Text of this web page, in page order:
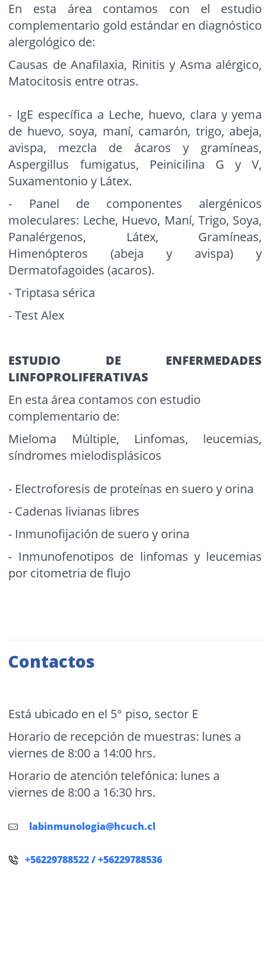
En esta área contamos con el estudio
complementario gold estándar en diagnóstico
alergológico de:
Causas de Anafilaxia, Rinitis y Asma alérgico,
Matocitosis entre otras.
- IgE específica a Leche, huevo, clara y yema
de huevo, soya, maní, camarón, trigo, abeja,
avispa, mezcla de ácaros y gramíneas,
Aspergillus fumigatus, Peinicilina G y V,
Suxamentonio y Látex.
- Panel de componentes alergénicos
moleculares: Leche, Huevo, Maní, Trigo, Soya,
Panalérgenos, Látex, Gramíneas,
Himenópteros (abeja y avispa) y
Dermatofagoides (acaros).
- Triptasa sérica
- Test Alex
ESTUDIO DE ENFERMEDADES
LINFOPROLIFERATIVAS
En esta área contamos con estudio
complementario de:
Mieloma Múltiple, Linfomas, leucemias,
síndromes mielodisplásicos
- Electroforesis de proteínas en suero y orina
- Cadenas livianas libres
- Inmunofijación de suero y orina
- Inmunofenotipos de linfomas y leucemias
por citometria de flujo
Contactos
Está ubicado en el 5° piso, sector E
Horario de recepción de muestras: lunes a
viernes de 8:00 a 14:00 hrs.
Horario de atención telefónica: lunes a
viernes de 8:00 a 16:30 hrs.
labinmunologia@hcuch.cl
+56229788522/ +56229788536